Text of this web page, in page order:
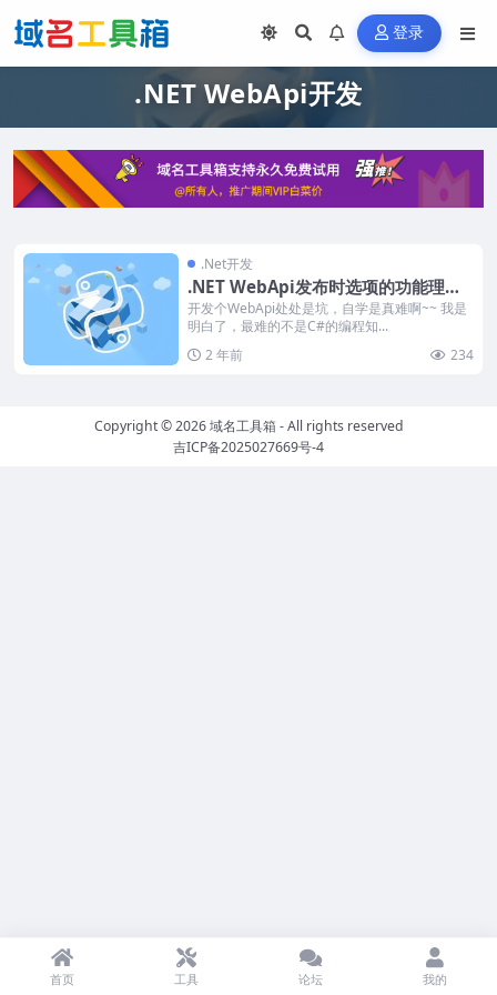
登录
.NET WebApi开发
.Net开发
.NET WebApi发布时选项的功能理解
记录
开发个WebApi处处是坑，自学是真难啊~~ 我是
明白了，最难的不是C#的编程知...
2 年前
234
Copyright © 2026域名工具箱 - All rights reserved
吉ICP备2025027669号-4
首页 工具 论坛 我的